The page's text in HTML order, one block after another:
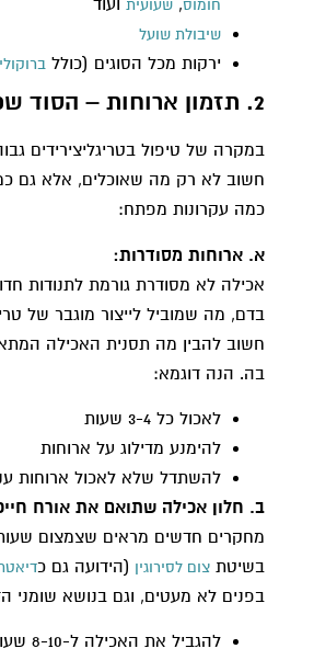
חומוס, שעועיתועוד
שיבולת שועל
ירקות מכל הסוגים (כולל ברוקולי
2. תזמון ארוחות – הסוד שכולם שוכחים
במקרה של טיפול בטריגליצירידים
חשוב לא רק מה שאוכלים, אלא גם
כמה עקרונות מפתח:
א. ארוחות מסודרות:
אכילה לא מסודרת גורמת לתנודות
בדם, מה שמוביל לייצור מוגבר של
חשוב להבין מה תסנית האכילה
בה. הנה דוגמא:
לאכול כל 3-4 שעות
להימנע מדילוג על ארוחות
להשתדל שלא לאכול ארוחות
ב. חלון אכילה שתואם את אורח
מחקרים חדשים מראים שצמצום
בשיטת צום לסירוגין (הידועה גם כדיאטת
בפנים לא מעטים, וגם בנושא שומני
להגביל את האכילה ל-8-10 שעות ביום